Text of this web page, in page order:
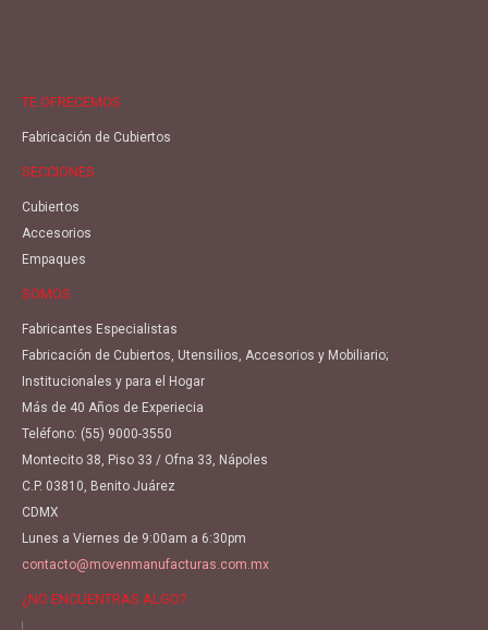
TE OFRECEMOS
Fabricación de Cubiertos
SECCIONES
Cubiertos
Accesorios
Empaques
SOMOS
Fabricantes Especialistas
Fabricación de Cubiertos, Utensilios, Accesorios y Mobiliario;
Institucionales y para el Hogar
Más de 40 Años de Experiecia
Teléfono: (55) 9000-3550
Montecito 38, Piso 33 / Ofna 33, Nápoles
C.P. 03810, Benito Juárez
CDMX
Lunes a Viernes de 9:00am a 6:30pm
contacto@movenmanufacturas.com.mx
¿NO ENCUENTRAS ALGO?